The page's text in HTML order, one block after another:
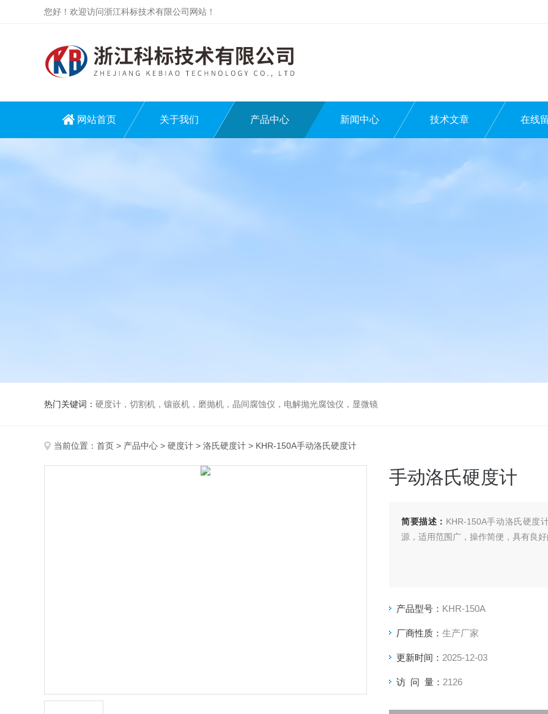
您好！欢迎访问浙江科标技术有限公司网站！
网站首页 关于我们 产品中心 新闻中心 技术文章 在线
热门关键词： 硬度计，切割机，镶嵌机，磨抛机，晶间腐蚀仪，电解抛光腐蚀仪，显微镜
当前位置： 首页 > 产品中心 > 硬度计 > 洛氏硬度计 > KHR-150A手动洛氏硬度计
手动洛氏硬度计
简要描述： KHR-150A手动洛氏硬度
源，适用范围广，操作简便，具有良
产品型号： KHR-150A
厂商性质： 生产厂家
更新时间： 2025-12-03
访 问 量： 2126